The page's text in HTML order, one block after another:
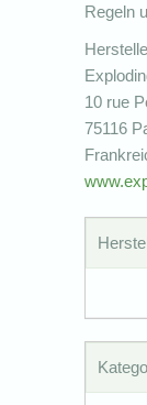
Regeln
10 rue
75116